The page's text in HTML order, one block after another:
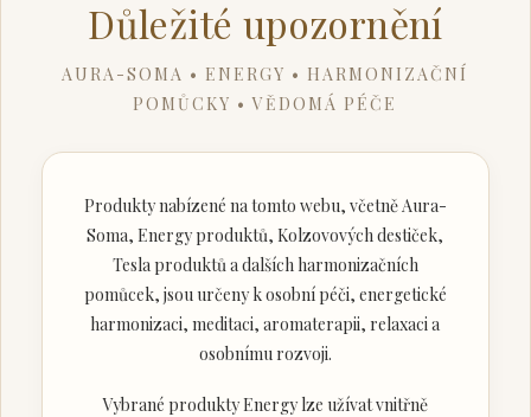
Důležité upozornění
AURA-SOMA • ENERGY • HARMONIZAČNÍ
POMŮCKY • VĚDOMÁ PÉČE
Produkty nabízené na tomto webu, včetně Aura-
Soma, Energy produktů, Kolzovových destiček,
Tesla produktů a dalších harmonizačních
pomůcek, jsou určeny k osobní péči, energetické
harmonizaci, meditaci, aromaterapii, relaxaci a
osobnímu rozvoji.
Vybrané produkty Energy lze užívat vnitřně